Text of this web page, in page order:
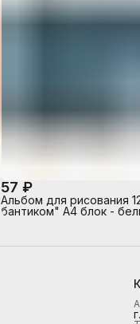
57 ₽
Альбом для рисования
бантиком" А4 блок -